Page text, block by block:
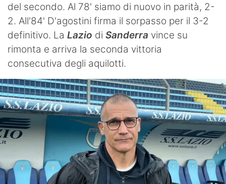
del secondo. Al 78' siamo di nuovo in parità, 2-
2. All'84' D'agostini firma il sorpasso per il 3-2
definitivo. La Lazio di Sanderra vince su
rimonta e arriva la seconda vittoria
consecutiva degli aquilotti.